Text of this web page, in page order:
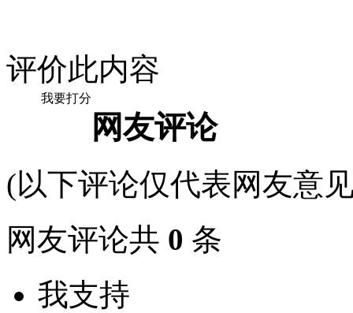
评价此内容
我要打分
网友评论
(以下评论仅代表网友意
网友评论共 0 条
我支持